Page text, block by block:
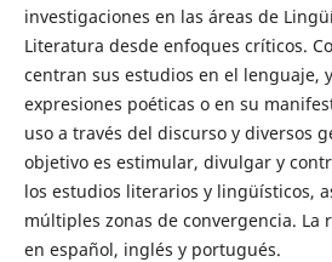
investigaciones en las áreas de
Literatura desde enfoques críticos.
centran sus estudios en el lenguaje,
expresiones poéticas o en su
uso a través del discurso y diversos
objetivo es estimular, divulgar y
los estudios literarios y lingüísticos,
múltiples zonas de convergencia. La
en español, inglés y portugués.